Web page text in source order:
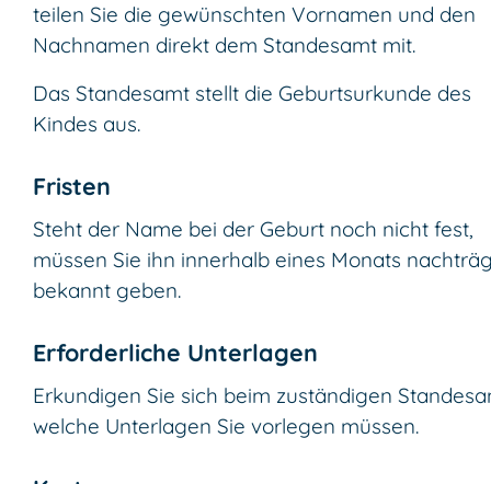
teilen Sie die gewünschten Vornamen und den
Nachnamen direkt dem Standesamt mit.
Das Standesamt stellt die Geburtsurkunde des
Kindes aus.
Fristen
Steht der Name bei der Geburt noch nicht fest,
müssen Sie ihn innerhalb eines Monats
bekannt geben.
Erforderliche Unterlagen
Erkundigen Sie sich beim zuständigen
welche Unterlagen Sie vorlegen müssen.